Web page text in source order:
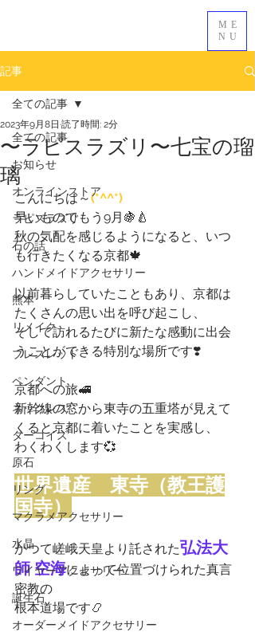
ME
NU
記事
全ての記事
お知らせ
オンラインストア
ラピスラズリ
石の話
ハンドメイドアクセサリー
熊本
リメイク
ブレスレット
ペンダント
ネックレス
ターコイズ
原石
リング
マクラメアクセサリー
水晶
ワイヤーアクセサリー
誕生石
オーダーメイドアクセサリー
全ての記事
〜ラピスラズリ〜七宝の瑠
璃
2023年9月8日 読了時間: 2分
こんにちは～(*^^*)
早いものでもう9月🍇🍐
秋の気配を感じるようになると、いつ
も行きたくなる京都🍁
以前暮らしていたこともあり、京都は
たくさんの思い出を呼び起こし、
そして訪れるたびに新たな感動に出会
うことができる特別な場所です❣️
京都への旅🚅
新幹線の窓から東寺の五重塔が見えて
くると京都に着いたことを実感し、
わくわくします💞
世界遺産　東寺（教王護
国寺）
かつて嵯峨天皇より託された弘法大
師 空海によって位置づけられた真言
密教の
根本道場です📿